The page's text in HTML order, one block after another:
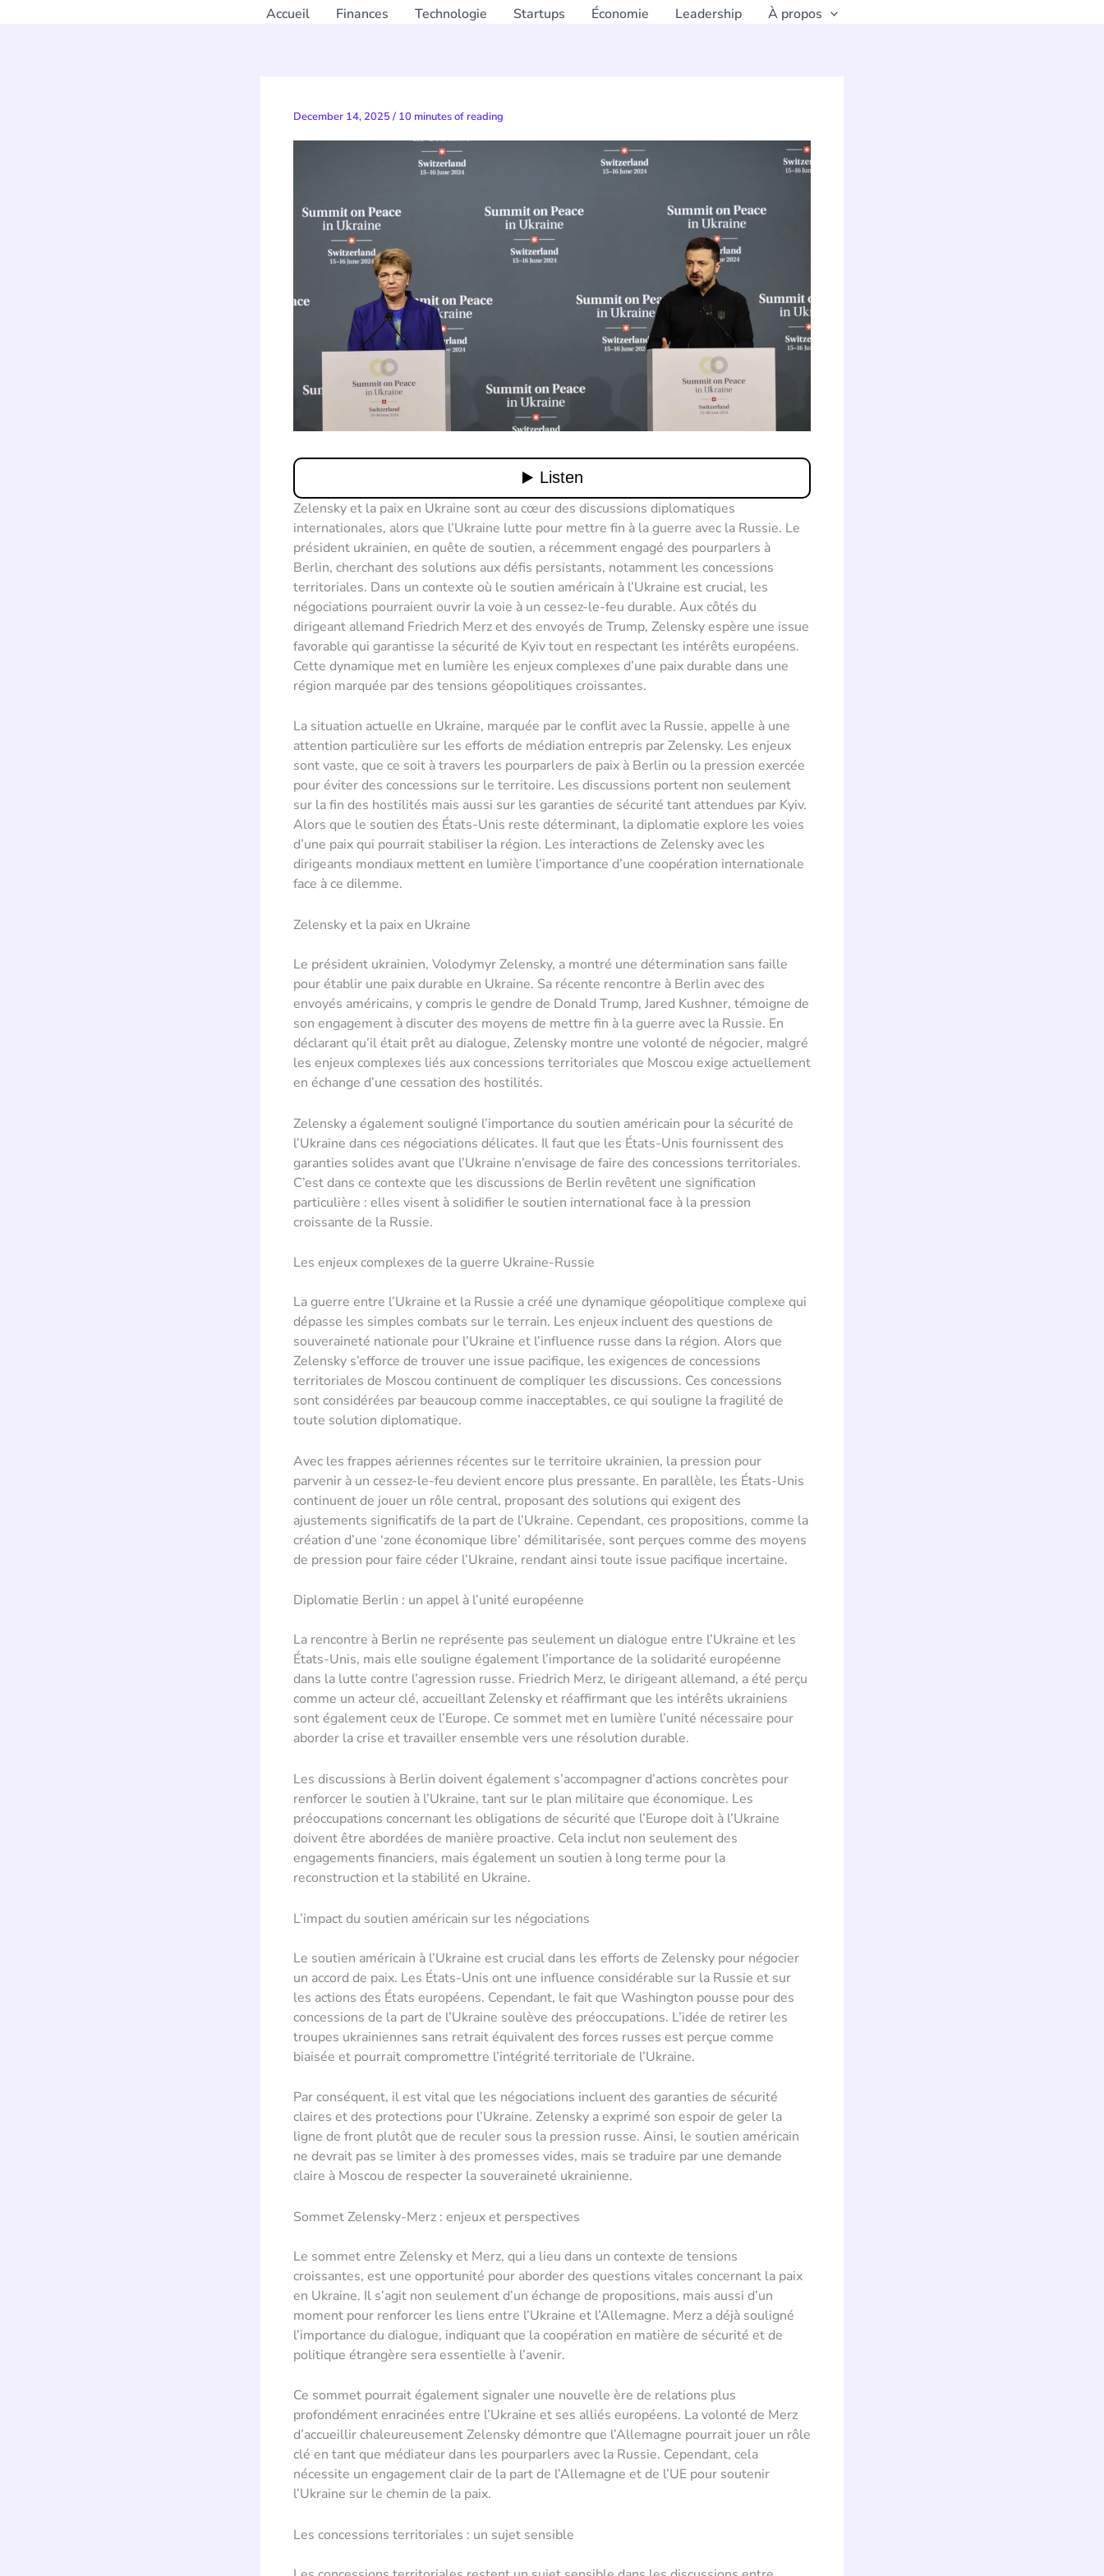
Accueil Finances Technologie Startups Économie Leadership À propos
December 14, 2025/ 10 minutes of reading
Zelensky et la paix en Ukraine sont au cœur des discussions diplomatiques
internationales, alors que l’Ukraine lutte pour mettre fin à la guerre avec la Russie. Le
président ukrainien, en quête de soutien, a récemment engagé des pourparlers à
Berlin, cherchant des solutions aux défis persistants, notamment les concessions
territoriales. Dans un contexte où le soutien américain à l’Ukraine est crucial, les
négociations pourraient ouvrir la voie à un cessez-le-feu durable. Aux côtés du
dirigeant allemand Friedrich Merz et des envoyés de Trump, Zelensky espère une issue
favorable qui garantisse la sécurité de Kyiv tout en respectant les intérêts européens.
Cette dynamique met en lumière les enjeux complexes d’une paix durable dans une
région marquée par des tensions géopolitiques croissantes.
La situation actuelle en Ukraine, marquée par le conflit avec la Russie, appelle à une
attention particulière sur les efforts de médiation entrepris par Zelensky. Les enjeux
sont vaste, que ce soit à travers les pourparlers de paix à Berlin ou la pression exercée
pour éviter des concessions sur le territoire. Les discussions portent non seulement
sur la fin des hostilités mais aussi sur les garanties de sécurité tant attendues par Kyiv.
Alors que le soutien des États-Unis reste déterminant, la diplomatie explore les voies
d’une paix qui pourrait stabiliser la région. Les interactions de Zelensky avec les
dirigeants mondiaux mettent en lumière l’importance d’une coopération internationale
face à ce dilemme.
Zelensky et la paix en Ukraine
Le président ukrainien, Volodymyr Zelensky, a montré une détermination sans faille
pour établir une paix durable en Ukraine. Sa récente rencontre à Berlin avec des
envoyés américains, y compris le gendre de Donald Trump, Jared Kushner, témoigne de
son engagement à discuter des moyens de mettre fin à la guerre avec la Russie. En
déclarant qu’il était prêt au dialogue, Zelensky montre une volonté de négocier, malgré
les enjeux complexes liés aux concessions territoriales que Moscou exige actuellement
en échange d’une cessation des hostilités.
Zelensky a également souligné l’importance du soutien américain pour la sécurité de
l’Ukraine dans ces négociations délicates. Il faut que les États-Unis fournissent des
garanties solides avant que l’Ukraine n’envisage de faire des concessions territoriales.
C’est dans ce contexte que les discussions de Berlin revêtent une signification
particulière : elles visent à solidifier le soutien international face à la pression
croissante de la Russie.
Les enjeux complexes de la guerre Ukraine-Russie
La guerre entre l’Ukraine et la Russie a créé une dynamique géopolitique complexe qui
dépasse les simples combats sur le terrain. Les enjeux incluent des questions de
souveraineté nationale pour l’Ukraine et l’influence russe dans la région. Alors que
Zelensky s’efforce de trouver une issue pacifique, les exigences de concessions
territoriales de Moscou continuent de compliquer les discussions. Ces concessions
sont considérées par beaucoup comme inacceptables, ce qui souligne la fragilité de
toute solution diplomatique.
Avec les frappes aériennes récentes sur le territoire ukrainien, la pression pour
parvenir à un cessez-le-feu devient encore plus pressante. En parallèle, les États-Unis
continuent de jouer un rôle central, proposant des solutions qui exigent des
ajustements significatifs de la part de l’Ukraine. Cependant, ces propositions, comme la
création d’une ‘zone économique libre’ démilitarisée, sont perçues comme des moyens
de pression pour faire céder l’Ukraine, rendant ainsi toute issue pacifique incertaine.
Diplomatie Berlin : un appel à l’unité européenne
La rencontre à Berlin ne représente pas seulement un dialogue entre l’Ukraine et les
États-Unis, mais elle souligne également l’importance de la solidarité européenne
dans la lutte contre l’agression russe. Friedrich Merz, le dirigeant allemand, a été perçu
comme un acteur clé, accueillant Zelensky et réaffirmant que les intérêts ukrainiens
sont également ceux de l’Europe. Ce sommet met en lumière l’unité nécessaire pour
aborder la crise et travailler ensemble vers une résolution durable.
Les discussions à Berlin doivent également s’accompagner d’actions concrètes pour
renforcer le soutien à l’Ukraine, tant sur le plan militaire que économique. Les
préoccupations concernant les obligations de sécurité que l’Europe doit à l’Ukraine
doivent être abordées de manière proactive. Cela inclut non seulement des
engagements financiers, mais également un soutien à long terme pour la
reconstruction et la stabilité en Ukraine.
L’impact du soutien américain sur les négociations
Le soutien américain à l’Ukraine est crucial dans les efforts de Zelensky pour négocier
un accord de paix. Les États-Unis ont une influence considérable sur la Russie et sur
les actions des États européens. Cependant, le fait que Washington pousse pour des
concessions de la part de l’Ukraine soulève des préoccupations. L’idée de retirer les
troupes ukrainiennes sans retrait équivalent des forces russes est perçue comme
biaisée et pourrait compromettre l’intégrité territoriale de l’Ukraine.
Par conséquent, il est vital que les négociations incluent des garanties de sécurité
claires et des protections pour l’Ukraine. Zelensky a exprimé son espoir de geler la
ligne de front plutôt que de reculer sous la pression russe. Ainsi, le soutien américain
ne devrait pas se limiter à des promesses vides, mais se traduire par une demande
claire à Moscou de respecter la souveraineté ukrainienne.
Sommet Zelensky-Merz : enjeux et perspectives
Le sommet entre Zelensky et Merz, qui a lieu dans un contexte de tensions
croissantes, est une opportunité pour aborder des questions vitales concernant la paix
en Ukraine. Il s’agit non seulement d’un échange de propositions, mais aussi d’un
moment pour renforcer les liens entre l’Ukraine et l’Allemagne. Merz a déjà souligné
l’importance du dialogue, indiquant que la coopération en matière de sécurité et de
politique étrangère sera essentielle à l’avenir.
Ce sommet pourrait également signaler une nouvelle ère de relations plus
profondément enracinées entre l’Ukraine et ses alliés européens. La volonté de Merz
d’accueillir chaleureusement Zelensky démontre que l’Allemagne pourrait jouer un rôle
clé en tant que médiateur dans les pourparlers avec la Russie. Cependant, cela
nécessite un engagement clair de la part de l’Allemagne et de l’UE pour soutenir
l’Ukraine sur le chemin de la paix.
Les concessions territoriales : un sujet sensible